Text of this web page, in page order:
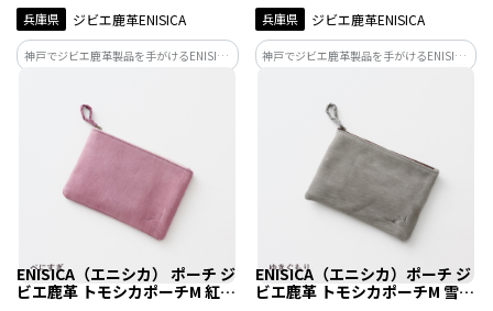
兵庫県 ジビエ鹿革ENISICA
神戸でジビエ鹿革製品を手がけるENISICA
沖縄・慶良間諸島の海に浮かぶ、きらめ
く泡をイメージしたペールグリーン。
兵庫県 ジビエ鹿革ENISICA
神戸でジビエ鹿革製品を手がけるENISICA
やぶき）。人々と自然が共存する里山の
暮らし、その懐かしい原風景にちなんだ
キャメル。
ENISICA（エニシカ） ポーチ ジ
ビエ鹿革 トモシカポーチM 紅杉
ENISICA（エニシカ）ポーチ ジ
ビエ鹿革 トモシカポーチM 雪曇